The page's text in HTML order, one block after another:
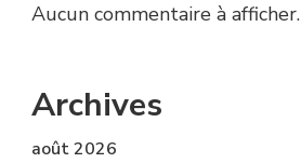
Aucun commentaire à afficher.
Archives
août 2026